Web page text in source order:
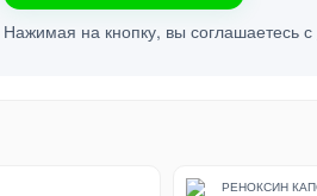
Нажимая на кнопку, вы соглашаетесь с